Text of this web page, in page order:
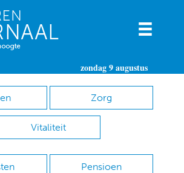
zondag 9 augustus
Zorg
Vitaliteit
Pensioen